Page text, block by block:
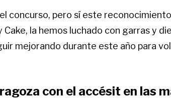
concurso, pero sí este
Cake, la hemos luchado con garras y
mejorando durante este año para
con el accésit en las